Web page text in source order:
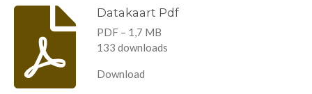
Datakaart Pdf
PDF – 1,7 MB
133 downloads
Download